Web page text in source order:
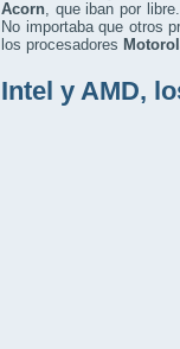
Acorn, que iban por
No importaba que otros
los procesadores
Intel y AMD,